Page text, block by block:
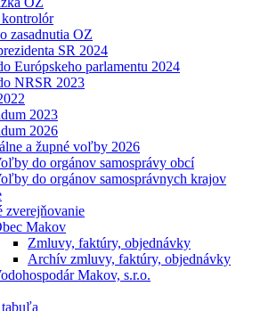
zasadnutia OZ
SR 2024
Európskeho parlamentu 2024
NRSR 2023
2023
2026
a župné voľby 2026
do orgánov samosprávy obcí
do orgánov samosprávnych krajov
zverejňovanie
Makov
Zmluvy, faktúry, objednávky
Archív zmluvy, faktúry, objednávky
Makov, s.r.o.